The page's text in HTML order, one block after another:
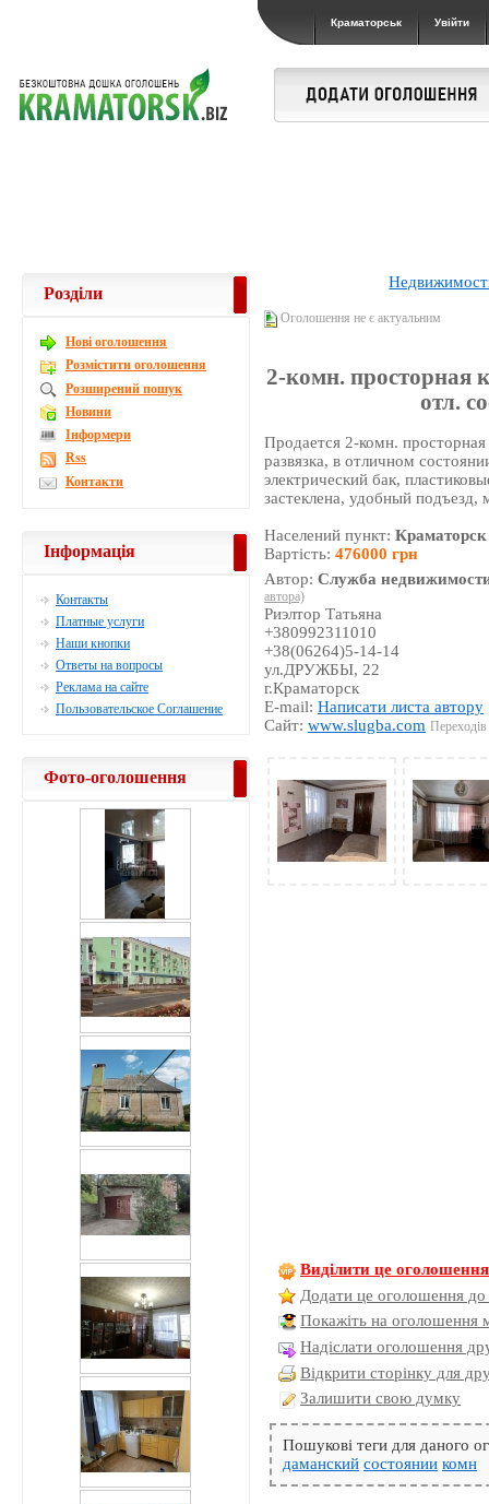
Краматорськ Увійти
Оголошення не є актуальним
2-комн. просторная
отл.
Продается 2-комн.
развязка, в отличном
электрический бак,
застеклена, удобный подъезд,
Населений пункт:Краматорск
Вартість:476000 грн
Автор:Служба
автора)
Риэлтор Татьяна
+380992311010
+38(06264)5-14-14
ул.ДРУЖБЫ, 22
г.Краматорск
E-mail:Написати листа автору
Сайт:www.slugba.com
Виділити це оголошення
Додати це оголошення до
Покажіть на оголошення
Надіслати оголошення
Відкрити сторінку для
Залишити свою думку
Пошукові теги для даного
даманский состоянии комн
Розділи
Новi оголошення
Розмістити оголошення
Розширений пошук
Новини
Інформери
Rss
Контакти
Інформація
Контакты
Платные услуги
Наши кнопки
Ответы на вопросы
Реклама на сайте
Пользовательское Соглашение
Фото-оголошення